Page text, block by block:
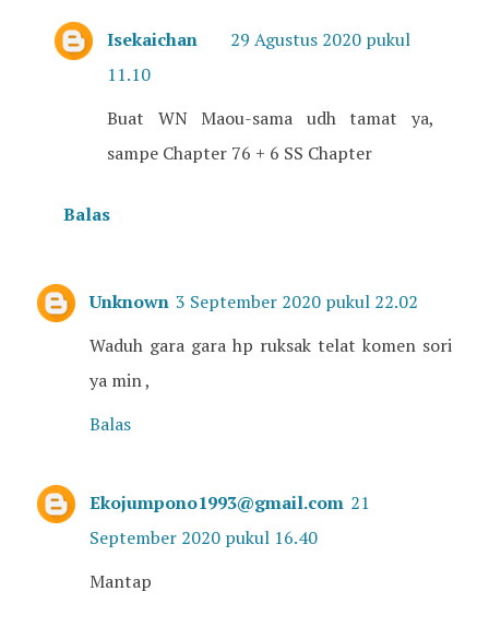
Isekaichan
29 Agustus 2020 pukul
11.10
Buat WN Maou-sama udh tamat ya,
sampe Chapter 76 + 6 SS Chapter
Balas
Unknown 3 September 2020 pukul 22.02
Waduh gara gara hp ruksak telat komen sori
ya min ,
Balas
Ekojumpono1993@gmail.com 21
September 2020 pukul 16.40
Mantap